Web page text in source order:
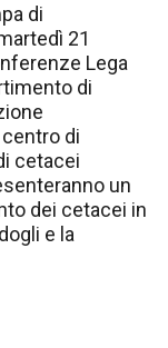
di
21
Lega
di
centro di
cetacei
un
dei cetacei in
e la